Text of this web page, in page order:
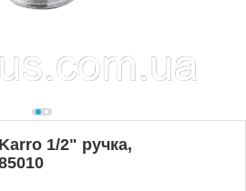
1/2" ручка,